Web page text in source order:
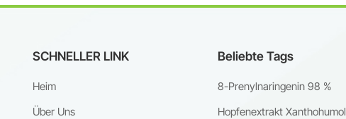
SCHNELLER LINK
Heim
Über Uns
Beliebte Tags
8-Prenylnaringenin 98 %
Hopfenextrakt Xanthohumol